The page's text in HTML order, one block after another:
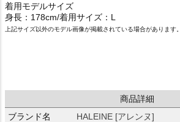
着用モデルサイズ
身長：178cm/着用サイズ：L
上記サイズ以外のモデル画像が掲載されている場合があります。
商品詳細
ブランド名
HALEINE [アレンヌ]